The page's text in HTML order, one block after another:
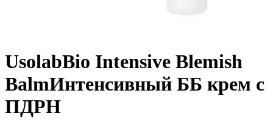
UsolabBio Intensive Blemish
BalmИнтенсивный ББ крем с
ПДРН